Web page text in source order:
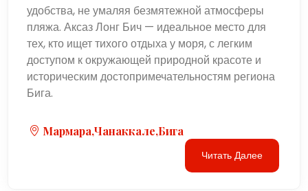
удобства, не умаляя безмятежной атмосферы
пляжа. Аксаз Лонг Бич — идеальное место для
тех, кто ищет тихого отдыха у моря, с легким
доступом к окружающей природной красоте и
историческим достопримечательностям региона
Бига.
Мармара,Чанаккале,Бига
Читать Далее